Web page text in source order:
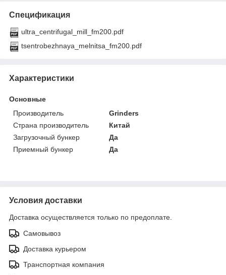
Спецификация
ultra_centrifugal_mill_fm200.pdf
tsentrobezhnaya_melnitsa_fm200.pdf
Характеристики
Основные
Производитель
Grinders
Страна производитель
Китай
Загрузочный бункер
Да
Приемный бункер
Да
Условия доставки
Доставка осуществляется только по предоплате.
Самовывоз
Доставка курьером
Транспортная компания